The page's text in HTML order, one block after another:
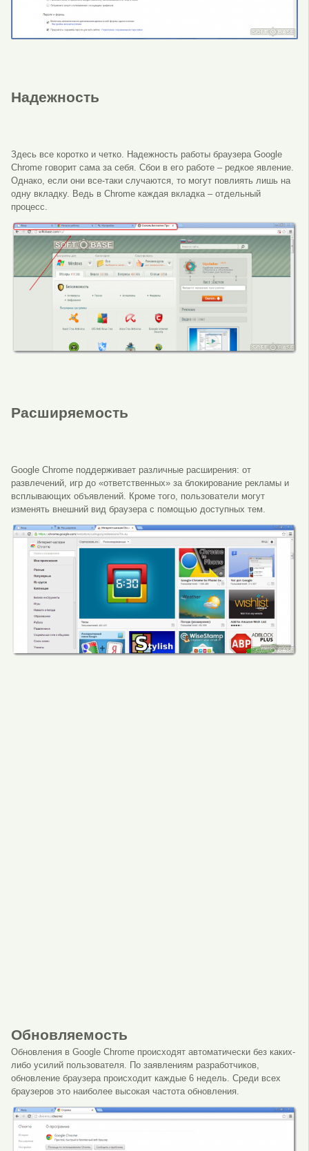
Надежность
Здесь все коротко и четко. Надежность работы браузера Google
Chrome говорит сама за себя. Сбои в его работе – редкое явление.
Однако, если они все-таки случаются, то могут повлиять лишь на
одну вкладку. Ведь в Chrome каждая вкладка – отдельный
процесс.
Расширяемость
Google Chrome поддерживает различные расширения: от
развлечений, игр до «ответственных» за блокирование рекламы и
всплывающих объявлений. Кроме того, пользователи могут
изменять внешний вид браузера с помощью доступных тем.
Обновляемость
Обновления в Google Chrome происходят автоматически без каких-
либо усилий пользователя. По заявлениям разработчиков,
обновление браузера происходит каждые 6 недель. Среди всех
браузеров это наиболее высокая частота обновления.